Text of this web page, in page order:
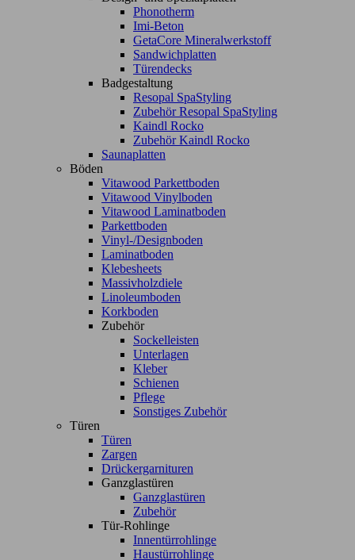
Phonotherm
Imi-Beton
GetaCore Mineralwerkstoff
Sandwichplatten
Türendecks
Badgestaltung
Resopal SpaStyling
Zubehör Resopal SpaStyling
Kaindl Rocko
Zubehör Kaindl Rocko
Saunaplatten
Böden
Vitawood Parkettboden
Vitawood Vinylboden
Vitawood Laminatboden
Parkettboden
Vinyl-/Designboden
Laminatboden
Klebesheets
Massivholzdiele
Linoleumboden
Korkboden
Zubehör
Sockelleisten
Unterlagen
Kleber
Schienen
Pflege
Sonstiges Zubehör
Türen
Türen
Zargen
Drückergarnituren
Ganzglastüren
Ganzglastüren
Zubehör
Tür-Rohlinge
Innentürrohlinge
Haustürrohlinge